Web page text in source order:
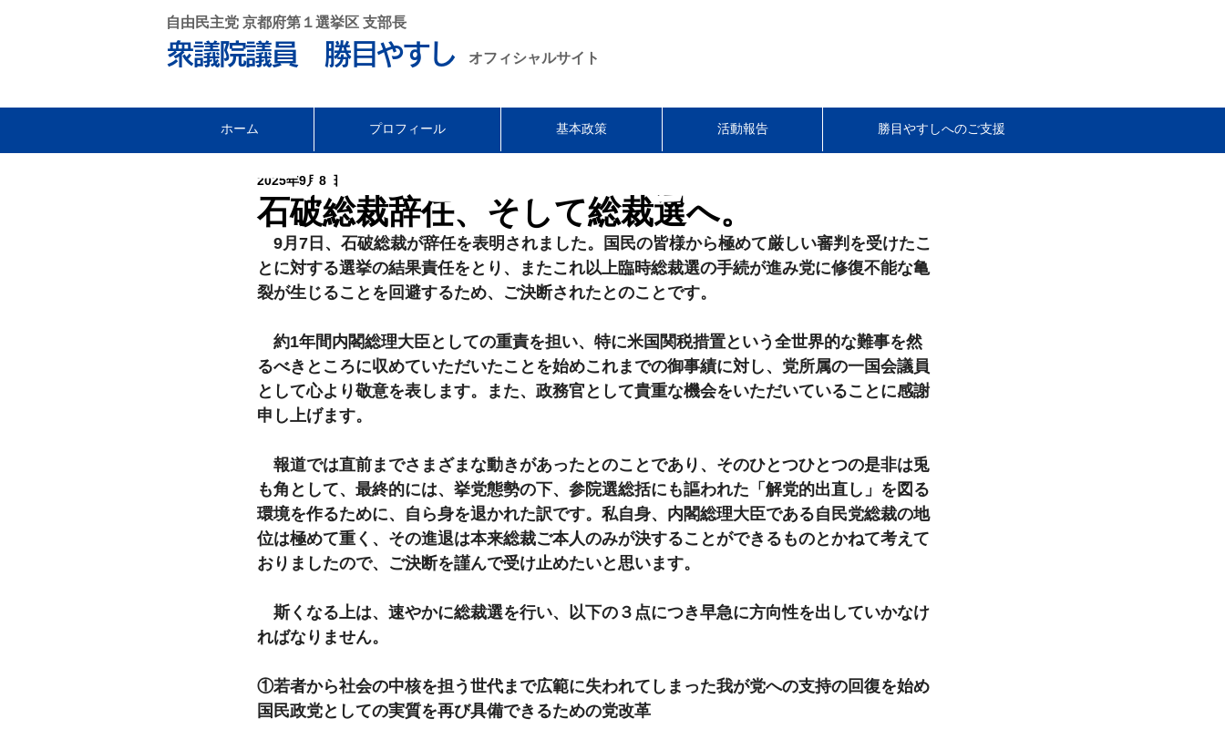
自由民主党 京都府第１選挙区 支部長
衆議院議員 勝目やすし オフィシャルサイト
セール •セール • セール •
ホーム プロフィール 基本政策 活動報告 勝目やすしへのご支援
石破総裁辞任、そして総裁選へ。
2025年9月8日
9月7日、石破総裁が辞任を表明されました。国民の皆様から極めて厳しい審判を受けたこ
とに対する選挙の結果責任をとり、またこれ以上臨時総裁選の手続が進み党に修復不能な亀
裂が生じることを回避するため、ご決断されたとのことです。
約1年間内閣総理大臣としての重責を担い、特に米国関税措置という全世界的な難事を然
るべきところに収めていただいたことを始めこれまでの御事績に対し、党所属の一国会議員
として心より敬意を表します。また、政務官として貴重な機会をいただいていることに感謝
申し上げます。
報道では直前までさまざまな動きがあったとのことであり、そのひとつひとつの是非は兎
も角として、最終的には、挙党態勢の下、参院選総括にも謳われた「解党的出直し」を図る
環境を作るために、自ら身を退かれた訳です。私自身、内閣総理大臣である自民党総裁の地
位は極めて重く、その進退は本来総裁ご本人のみが決することができるものとかねて考えて
おりましたので、ご決断を謹んで受け止めたいと思います。
斯くなる上は、速やかに総裁選を行い、以下の３点につき早急に方向性を出していかなけ
ればなりません。
①若者から社会の中核を担う世代まで広範に失われてしまった我が党への支持の回復を始め
国民政党としての実質を再び具備できるための党改革